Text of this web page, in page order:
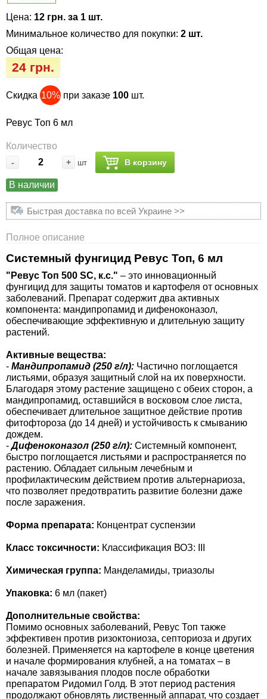
Цена: 12 грн. за 1 шт.
Минимальное количество для покупки: 2 шт.
Общая цена:
24 грн.
Скидка 10% при заказе 100 шт.
Ревус Топ 6 мл
Количество
- + шт В корзину
В наличии
Быстрая доставка по всей Украине >>
Полное описание
Системный фунгицид Ревус Топ, 6 мл
"Ревус Топ 500 SC, к.с." – это инновационный
фунгицид для защиты томатов и картофеля от основных
заболеваний. Препарат содержит два активных
компонента: мандипропамид и дифеноконазол,
обеспечивающие эффективную и длительную защиту
растений.
Активные вещества:
- Мандипропамид (250 г/л): Частично поглощается
листьями, образуя защитный слой на их поверхности.
Благодаря этому растение защищено с обеих сторон, а
мандипропамид, оставшийся в восковом слое листа,
обеспечивает длительное защитное действие против
фитофтороза (до 14 дней) и устойчивость к смыванию
дождем.
-Дифеноконазол (250 г/л): Системный компонент,
быстро поглощается листьями и распространяется по
растению. Обладает сильным лечебным и
профилактическим действием против альтернариоза,
что позволяет предотвратить развитие болезни даже
после заражения.
Форма препарата: Концентрат суспензии
Класс токсичности: Классификация ВОЗ: III
Химическая группа: Манделамиды, триазолы
Упаковка: 6 мл (пакет)
Дополнительные свойства:
Помимо основных заболеваний, Ревус Топ также
эффективен против ризоктониоза, септориоза и других
болезней. Применяется на картофеле в конце цветения
и начале формирования клубней, а на томатах – в
начале завязывания плодов после обработки
препаратом Ридомил Голд. В этот период растения
продолжают обновлять лиственный аппарат, что создает
Семена перца
Семена петрушки
Семена пряных трав
Семена редиса
Семена редьки
Семена салата
Семена свеклы
Семена сельдерея
Семена сидератов
Семена табака
Семена томатов
Семена газонной травы
Семена тыквы, патиссона
Семена укропа
Семена фасоли
Семена цветов
Семена щавеля
Элитные семена в банках
Удобрения «Сударушка», «Рязаночка»
100 г
Удобрения «Чистый лист» кристаллические
300 г
Удобрения «Чистый лист» Успех
Опрыскиватели
Горшки для цветов, кашпо
Перчатки
Тенты
Средства защиты от колорадского жука
Средства защиты от тараканов, прусаков,
клещей, ос, мошек, слепней
Средства защиты от мух
Средства защиты от моли
Средства защиты от капустницы
Средства защиты от кротов
Средства защиты от грызунов
Препараты для септиков, выгребных ям и
дачных туалетов, биодеструкторы
Хозяйственные товары
Средства защиты растений
Лидеры продаж
Архив